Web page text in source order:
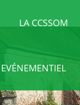
LA CCSSOM
EVÉNEMENTIEL